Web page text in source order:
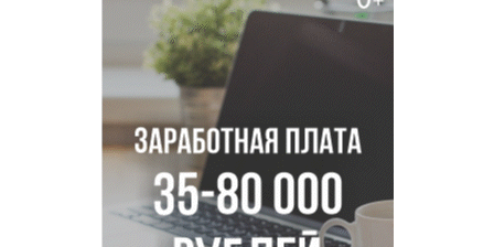
Губернатор Андрей Травников подравил новосибирцев с
Днем физкультурника
Семь рейсов за сутки отменили в новосибирском
аэропорту Толмачево
В Новосибирске «Лада» сбила восьмиклассника на